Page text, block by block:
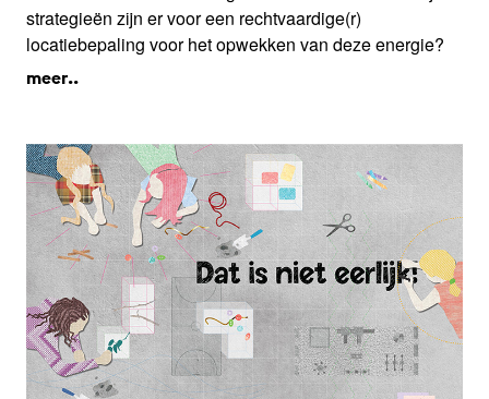
strategieën zijn er voor een rechtvaardige(r)
locatiebepaling voor het opwekken van deze energie?
meer..